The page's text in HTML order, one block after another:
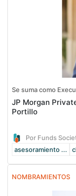
Se suma como
JP Morgan
Portillo
Por Funds
asesoramiento ...
NOMBRAMIENTOS